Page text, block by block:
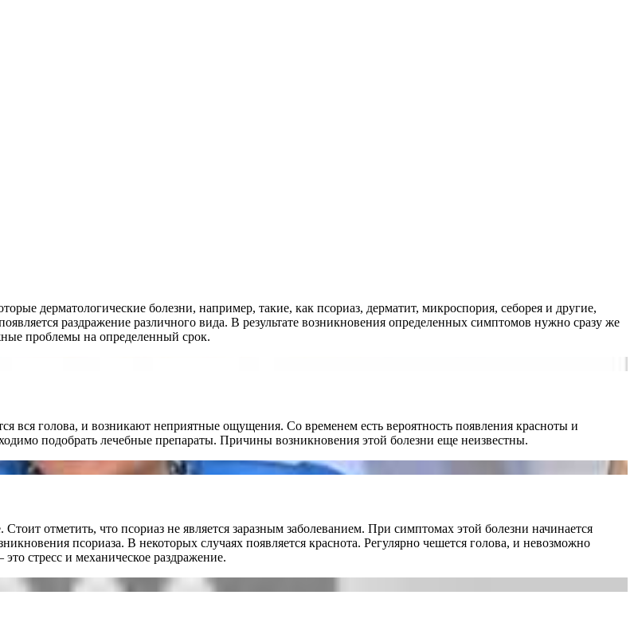
дерматологические болезни, например, такие, как псориаз, дерматит, микроспория, себорея и другие,
раздражение различного вида. В результате возникновения определенных симптомов нужно сразу же
проблемы на определенный срок.
вся голова, и возникают неприятные ощущения. Со временем есть вероятность появления красноты и
подобрать лечебные препараты. Причины возникновения этой болезни еще неизвестны.
отметить, что псориаз не является заразным заболеванием. При симптомах этой болезни начинается
псориаза. В некоторых случаях появляется краснота. Регулярно чешется голова, и невозможно
стресс и механическое раздражение.